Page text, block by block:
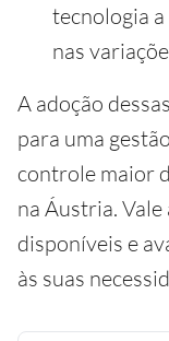
tecnologia
nas
A adoção
para uma
controle maior
na Áustria.
disponíveis e
às suas